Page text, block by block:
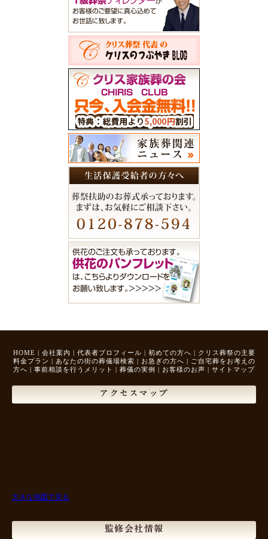
HOME | 会社案内 | 代表者プロフィール | 初めての方へ | クリス葬祭の主要
料金プラン | あなたの街の葬儀場検索 | お急ぎの方へ | ご自宅葬をお考えの
方へ | 事前相談を行うメリット | 葬儀の実例 | お客様のお声 | サイトマップ
アクセスマップ
大きな地図で見る
監修会社情報